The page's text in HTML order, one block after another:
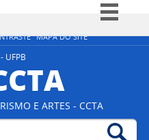
MAPA DO SITE
Simplifique!
Participe
Acesso à informação
Legislação
UFPB
E ARTES - CCTA